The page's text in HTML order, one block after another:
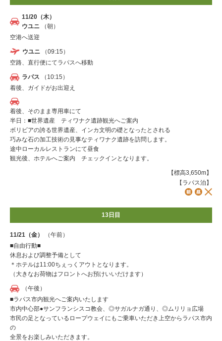
11/20（木）
ウユニ
（朝）
空港へ送迎
ウユニ
（09:15）
空路、直行便にてラパスへ移動
ラパス
（10:15）
着後、ガイドがお出迎え
着後、そのまま専用車にて
半日：■世界遺産 ティワナク遺跡観光へご案内
ボリビアの誇る世界遺産、インカ文明の礎となったとされる
巧みな石の加工技術の見事なティワナク遺跡を訪問します。
途中ローカルレストランにて昼食
観光後、ホテルへご案内 チェックインとなります。
【標高3,650m】
【ラパス泊】
13日目
11/21（金）
（午前）
■自由行動■
休息および調整予備として
＊ホテルは11:00ちぇっくアウトとなります。
（大きなお荷物はフロントへお預けいいだけます）
（午後）
■ラパス市内観光へご案内いたします
市内中心部●サンフランシスコ教会、◎サガルナガ通り、◎ムリリョ広場
市民の足となっているロープウェイにもご乗車いただき上空からラパス市内
の
全景をお楽しみいただきます。